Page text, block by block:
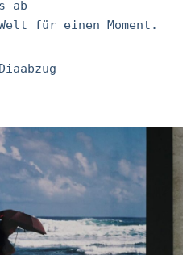
ab –
für einen Moment.